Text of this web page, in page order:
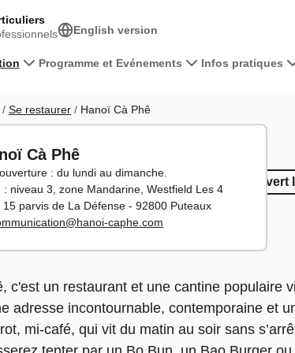
Programme et Evénements Infos pratiques
English version
Se restaurer Hanoï Cà Phê
Phê
Ouvert le
end
Ouvert
week-end
Cà Phê
: du lundi au dimanche.
: niveau 3, zone Mandarine, Westfield Les 4
15 parvis de La Défense - 92800 Puteaux
caphe.com
c'est un restaurant et une cantine populaire
adresse incontournable, contemporaine et
mi-café, qui vit du matin au soir sans